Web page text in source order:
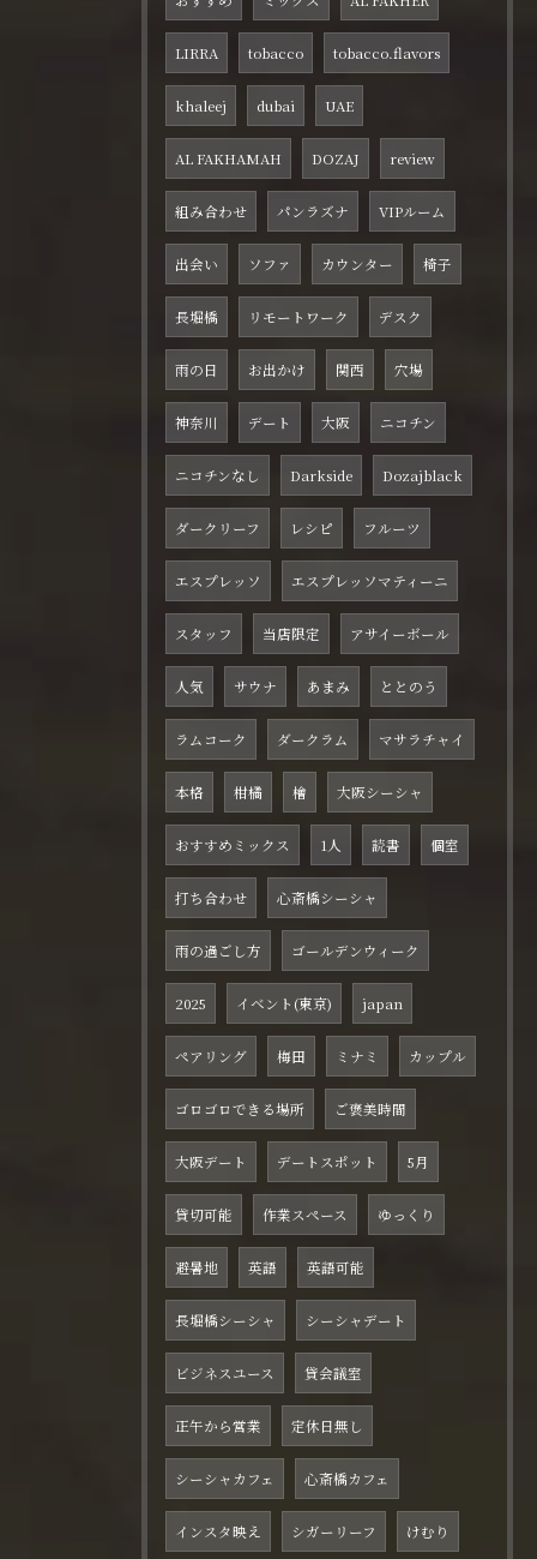
LIRRA tobacco tobacco.flavors
khaleej dubai UAE
AL FAKHAMAH DOZAJ review
組み合わせ パンラズナ VIPルーム
出会い ソファ カウンター 椅子
長堀橋 リモートワーク デスク
雨の日 お出かけ 関西 穴場
神奈川 デート 大阪 ニコチン
ニコチンなし Darkside Dozajblack
ダークリーフ レシピ フルーツ
エスプレッソ エスプレッソマティーニ
スタッフ 当店限定 アサイーボール
人気 サウナ あまみ ととのう
ラムコーク ダークラム マサラチャイ
本格 柑橘 檜 大阪シーシャ
おすすめミックス 1人 読書 個室
打ち合わせ 心斎橋シーシャ
雨の過ごし方 ゴールデンウィーク
2025 イベント(東京) japan
ペアリング 梅田 ミナミ カップル
ゴロゴロできる場所 ご褒美時間
大阪デート デートスポット 5月
貸切可能 作業スペース ゆっくり
避暑地 英語 英語可能
長堀橋シーシャ シーシャデート
ビジネスユース 貸会議室
正午から営業 定休日無し
シーシャカフェ 心斎橋カフェ
インスタ映え シガーリーフ けむり